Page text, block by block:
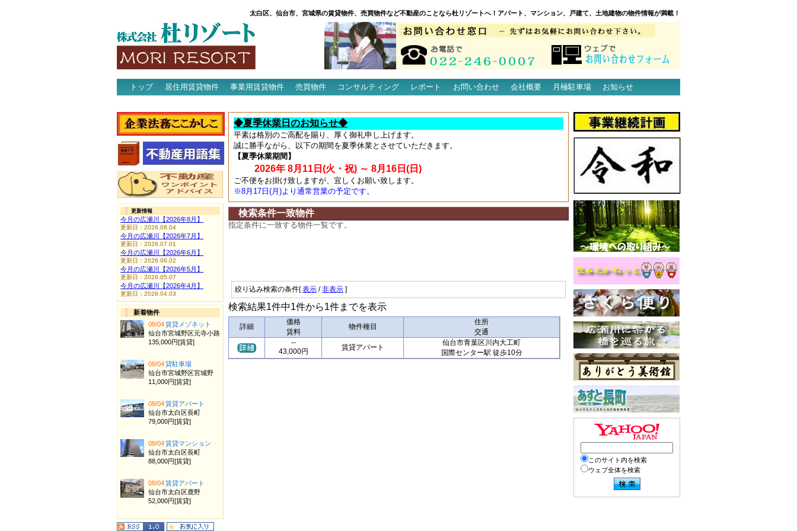
太白区、仙台市、宮城県の賃貸物件、売買物件など不動産のことなら杜リゾートへ！アパート、マンション、戸建て、土地建物の物件情報が満載！
トップ 居住用賃貸物件 事業用賃貸物件 売買物件 コンサルティング レポート お問い合わせ 会社概要 月極駐車場
お知らせ
◆夏季休業日のお知らせ◆
平素は格別のご高配を賜り、厚く御礼申し上げます。
誠に勝手ながら、以下の期間を夏季休業とさせていただきます。
【夏季休業期間】
2026年 8月11日(火・祝) ～ 8月16日(日)
ご不便をお掛け致しますが、宜しくお願い致します。
※8月17日(月)より通常営業の予定です。
検索条件一致物件
指定条件に一致する物件一覧です。
絞り込み検索の条件[表示 /非表示 ]
検索結果1件中1件から1件までを表示
詳細
価格
賃料
物件種目
住所
交通
--
43,000円
賃貸アパート
仙台市青葉区川内大工町
国際センター駅 徒歩10分
更新情報
今月の広瀬川【2026年8月】
更新日：2026.08.04
今月の広瀬川【2026年7月】
更新日：2026.07.01
今月の広瀬川【2026年6月】
更新日：2026.06.02
今月の広瀬川【2026年5月】
更新日：2026.05.07
今月の広瀬川【2026年4月】
更新日：2026.04.03
新着物件
08/04賃貸メゾネット
仙台市宮城野区元寺小路
135,000円[賃貸]
08/04貸駐車場
仙台市宮城野区宮城野
11,000円[賃貸]
08/04賃貸アパート
仙台市太白区長町
79,000円[賃貸]
08/04賃貸マンション
仙台市太白区長町
88,000円[賃貸]
08/04賃貸アパート
仙台市太白区鹿野
52,000円[賃貸]
このサイト内を検索
ウェブ全体を検索